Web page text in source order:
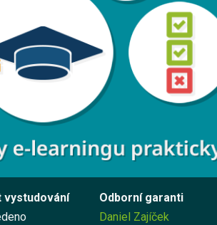
Registrovat se
Přihlásit se
vystudování
Odborní garanti
Daniel Zajíček